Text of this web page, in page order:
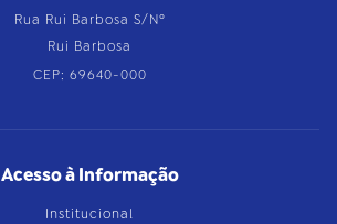
Rua Rui Barbosa S/Nº
Rui Barbosa
CEP: 69640-000
Acesso à Informação
Institucional